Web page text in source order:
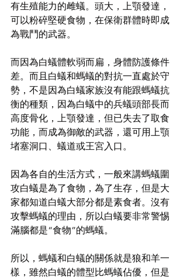
有生殖能力的雌蟻。頭大，上顎發達，
可以粉碎堅硬食物，在保衛群體時即成
為戰鬥的武器。
而因為白蟻體軟弱而扁，身體防護條件
差。而且白蟻和螞蟻的對抗一直處於守
勢，不是因為白蟻家族沒有能跟螞蟻抗
衡的種類，因為白蟻中的兵蟻頭部長而
高度骨化，上顎發達，但已失去了取食
功能，而成為御敵的武器，還可用上顎
堵塞洞口、蟻道或王宮入口。
因為各自的生活方式，一般來講螞蟻圍
攻白蟻是為了食物，為了生存，但是大
家都知道白蟻大部分都是素食者。沒有
攻擊螞蟻的理由，所以白蟻要非常警惕
滿腦都是“食物”的螞蟻。
所以，螞蟻和白蟻的關係就是狼和羊一
樣，雖然白蟻的體型比螞蟻佔優，但是